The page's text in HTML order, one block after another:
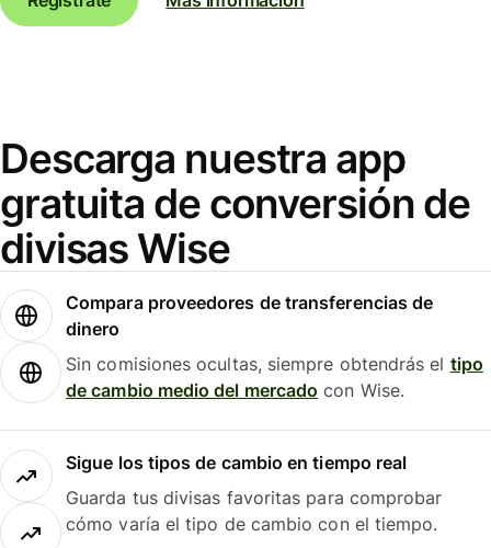
Descarga nuestra app
gratuita de conversión de
divisas Wise
Compara proveedores de transferencias de
dinero
Sin comisiones ocultas, siempre obtendrás el tipo
de cambio medio del mercado con Wise.
Sigue los tipos de cambio en tiempo real
Guarda tus divisas favoritas para comprobar
cómo varía el tipo de cambio con el tiempo.